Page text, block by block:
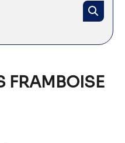
FRAMBOISE